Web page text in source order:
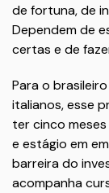
de fortuna, de
Dependem de
certas e de
Para o
italianos, esse
ter cinco
e estágio em
barreira do
acompanha